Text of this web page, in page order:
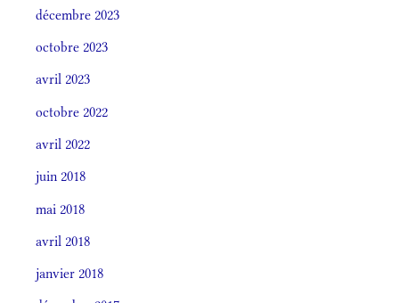
décembre 2023
octobre 2023
avril 2023
octobre 2022
avril 2022
juin 2018
mai 2018
avril 2018
janvier 2018